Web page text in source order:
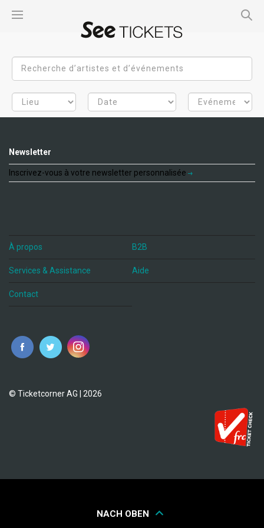
Newsletter
Inscrivez-vous à votre newsletter personnalisée
À propos B2B
Services & Assistance Aide
Contact
fr
© Ticketcorner AG | 2026
NACH OBEN